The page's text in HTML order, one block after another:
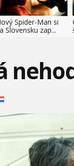
Spider-Man si
Slovensku zap...